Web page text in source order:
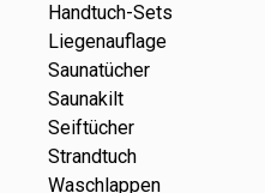
Handtuch-Sets
Liegenauflage
Saunatücher
Saunakilt
Seiftücher
Strandtuch
Waschlappen